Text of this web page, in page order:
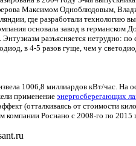
Максимом Одноблюдовым,
где разработали технологию
основала завод в
разъясняется нетрудно:
в 4-5 разов гуще, чем у
1006,8 миллиардов кВт/час. На
применение энергосберегающих
(отталкиваясь от стоимости
компании Роснано с 2008-го по 2015